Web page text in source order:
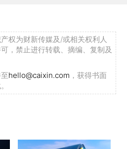
权为财新传媒及/或相关权利人
，禁止进行转载、摘编、复制及
hello@caixin.com ，获得书面